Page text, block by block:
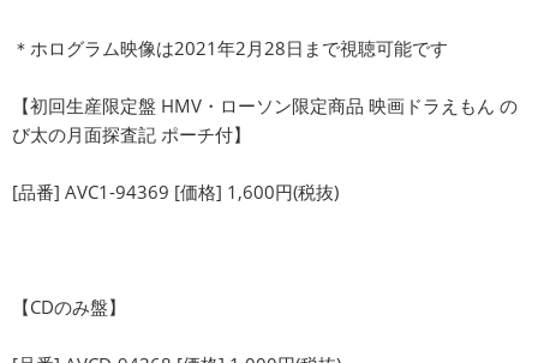
＊ホログラム映像は2021年2月28日まで視聴可能です
【初回生産限定盤 HMV・ローソン限定商品 映画ドラえもん の
び太の月面探査記 ポーチ付】
[品番] AVC1-94369 [価格] 1,600円(税抜)
【CDのみ盤】